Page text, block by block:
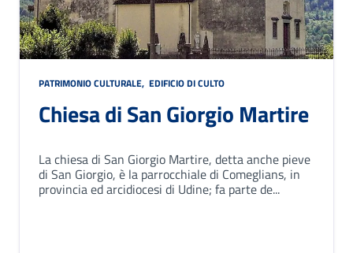
PATRIMONIO CULTURALE, EDIFICIO DI CULTO
Chiesa di San Giorgio Martire
La chiesa di San Giorgio Martire, detta anche pieve
di San Giorgio, è la parrocchiale di Comeglians, in
provincia ed arcidiocesi di Udine; fa parte de...